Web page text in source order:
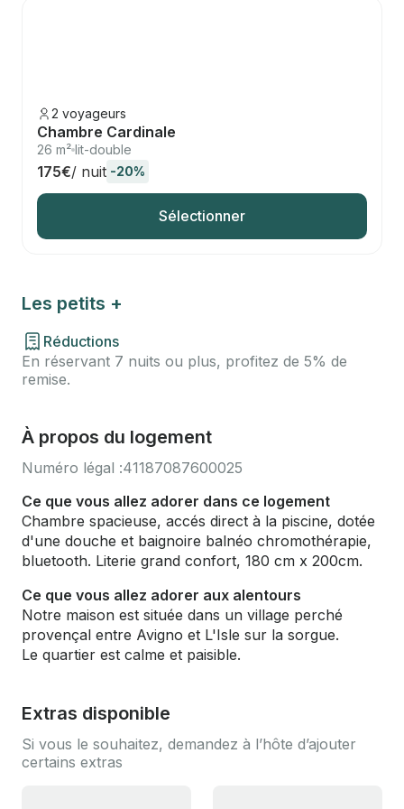
2 voyageurs
Chambre Cardinale
26 m² lit-double
175€/ nuit -20%
Sélectionner
Les petits +
Réductions
En réservant 7 nuits ou plus, profitez de 5% de
remise.
À propos du logement
Numéro légal :41187087600025
Ce que vous allez adorer dans ce logement
Chambre spacieuse, accés direct à la piscine, dotée
d'une douche et baignoire balnéo chromothérapie,
bluetooth. Literie grand confort, 180 cm x 200cm.
Ce que vous allez adorer aux alentours
Notre maison est située dans un village perché
provençal entre Avigno et L'Isle sur la sorgue.
Le quartier est calme et paisible.
Extras disponible
Si vous le souhaitez, demandez à l’hôte d’ajouter
certains extras